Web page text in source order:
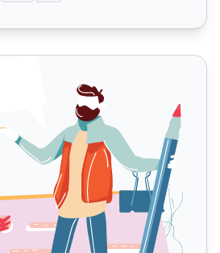
para Afiliados que Ranqueia